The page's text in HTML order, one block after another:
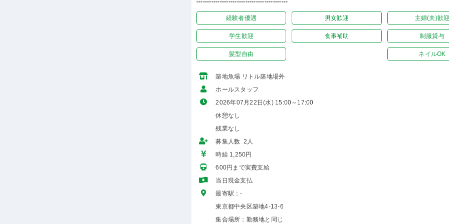
-------------------------------------------
経験者優遇 男女歓迎 主婦(夫)歓
学生歓迎 食事補助 制服貸与
髪型自由 ネイルOK
築地魚場 リトル築地場外
ホールスタッフ
2026年07月22日(水) 15:00～17:00
休憩なし
残業なし
募集人数 2人
時給 1,250円
600円まで実費支給
当日現金支払
最寄駅：-
東京都中央区築地4-13-6
集合場所：勤務地と同じ